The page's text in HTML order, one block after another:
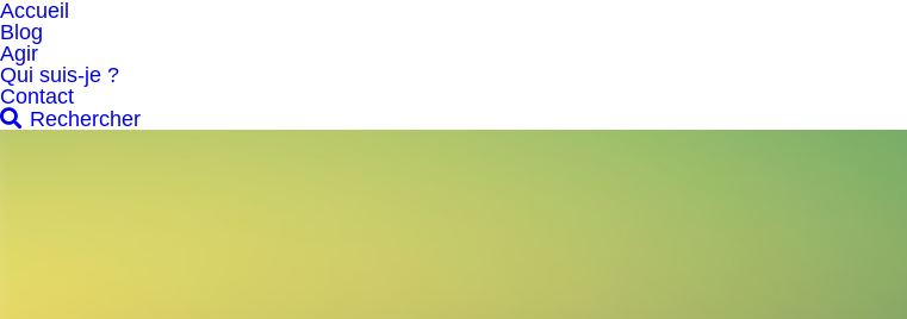
Accueil
Blog
Agir
Qui suis-je ?
Contact
Rechercher